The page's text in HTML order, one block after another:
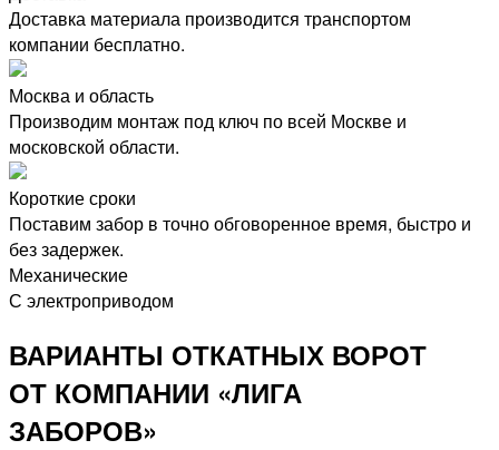
Доставка материала производится транспортом
компании бесплатно.
Москва и область
Производим монтаж под ключ по всей Москве и
московской области.
Короткие сроки
Поставим забор в точно обговоренное время, быстро и
без задержек.
Механические
С электроприводом
ВАРИАНТЫ ОТКАТНЫХ ВОРОТ
ОТ КОМПАНИИ «ЛИГА
ЗАБОРОВ»